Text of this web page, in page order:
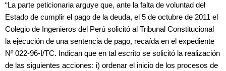
“La parte peticionaria arguye que, ante la falta de voluntad del
Estado de cumplir el pago de la deuda, el 5 de octubre de 2011 el
Colegio de Ingenieros del Perú solicitó al Tribunal Constitucional
la ejecución de una sentencia de pago, recaída en el expediente
Nº 022-96-I/TC. Indican que en tal escrito se solicitó la realización
de las siguientes acciones: i) ordenar el inicio de los procesos de